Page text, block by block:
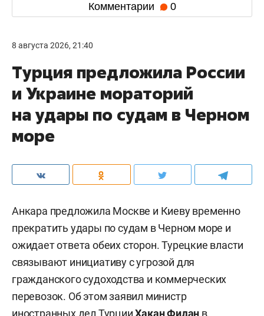
Комментарии 0
8 августа 2026, 21:40
Турция предложила России
и Украине мораторий
на удары по судам в Черном
море
Анкара предложила Москве и Киеву временно
прекратить удары по судам в Черном море и
ожидает ответа обеих сторон. Турецкие власти
связывают инициативу с угрозой для
гражданского судоходства и коммерческих
перевозок. Об этом заявил министр
иностранных дел ТурцииХакан Фидан в